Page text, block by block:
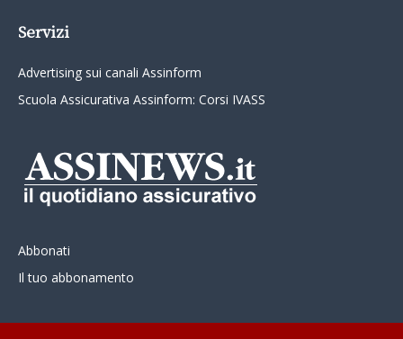
Servizi
Advertising sui canali Assinform
Scuola Assicurativa Assinform: Corsi IVASS
Abbonati
Il tuo abbonamento